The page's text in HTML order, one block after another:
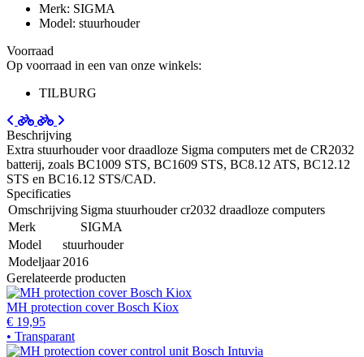
Merk: SIGMA
Model: stuurhouder
Voorraad
Op voorraad in een van onze winkels:
TILBURG
Beschrijving
Extra stuurhouder voor draadloze Sigma computers met de CR2032
batterij, zoals BC1009 STS, BC1609 STS, BC8.12 ATS, BC12.12
STS en BC16.12 STS/CAD.
Specificaties
Omschrijving Sigma stuurhouder cr2032 draadloze computers
Merk
SIGMA
Model
stuurhouder
Modeljaar 2016
Gerelateerde producten
MH protection cover Bosch Kiox
€ 19,95
• Transparant